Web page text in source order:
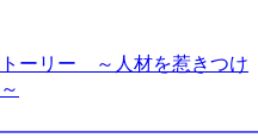
ーリー ～人材を惹きつけ